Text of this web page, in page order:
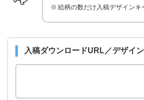
絵柄の数だけ入稿デザイン
入稿ダウンロードURL／デザイ